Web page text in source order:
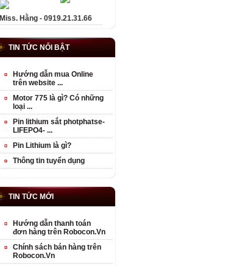
Miss. Hằng - 0919.21.31.66
TIN TỨC NỔI BẬT
Hướng dẫn mua Online
trên website ...
Motor 775 là gì? Có những
loại ...
Pin lithium sắt photphatse-
LIFEPO4- ...
Pin Lithium là gì?
Thông tin tuyển dụng
TIN TỨC MỚI
Hướng dẫn thanh toán
đơn hàng trên Robocon.Vn
Chính sách bán hàng trên
Robocon.Vn